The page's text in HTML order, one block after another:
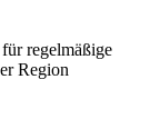
regelmäßige
Region